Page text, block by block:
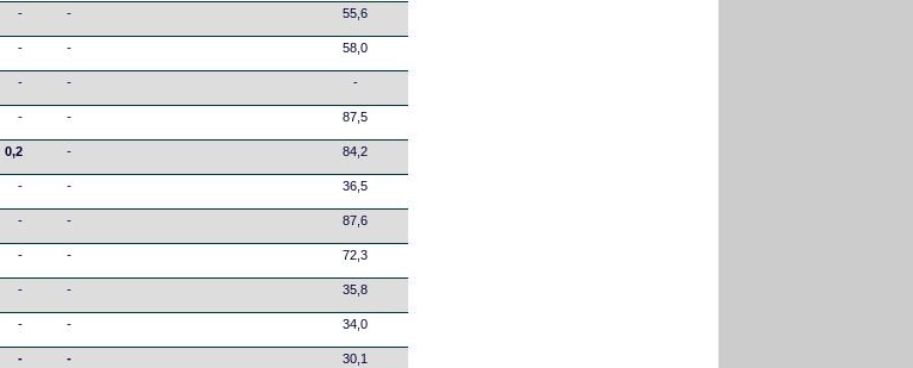
- - 55,6
- - 58,0
- - -
- - 87,5
0,2 - 84,2
- - 36,5
- - 87,6
- - 72,3
- - 35,8
- - 34,0
- - 30,1